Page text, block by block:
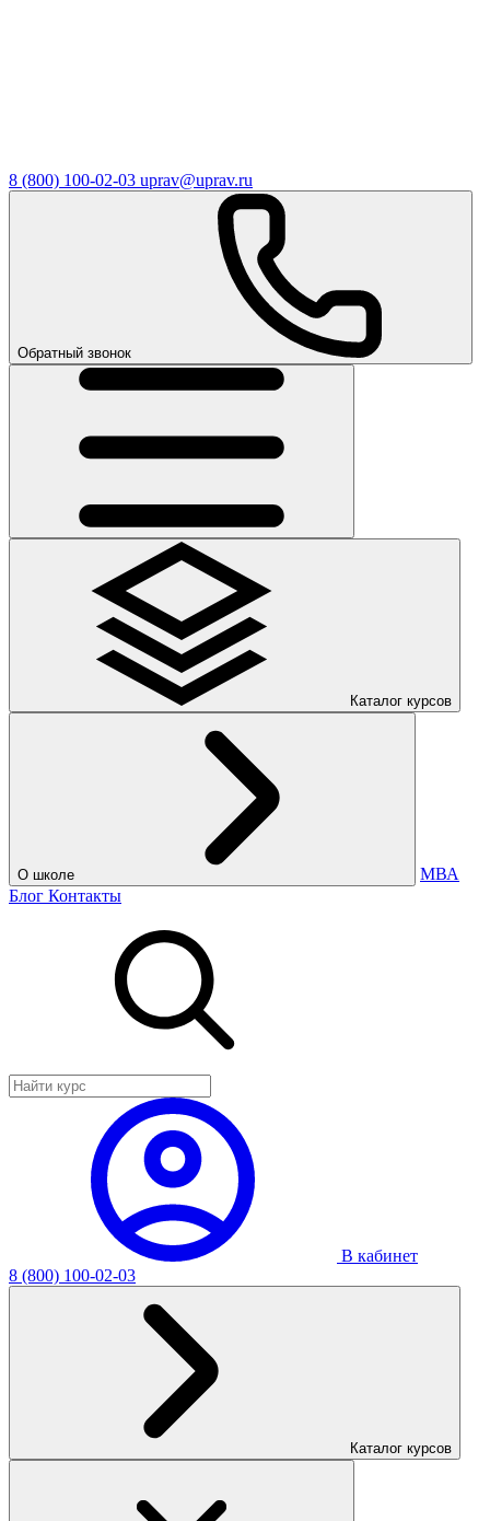
8 (800) 100-02-03 uprav@uprav.ru
Обратный звонок
Каталог курсов
О школе
МВА
Блог Контакты
В кабинет
8 (800) 100-02-03
Каталог курсов